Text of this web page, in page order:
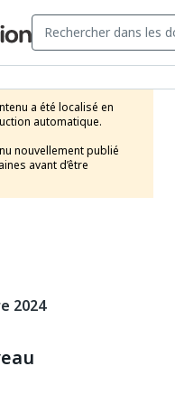
a été localisé en
automatique.
nouvellement publié
avant d’être
2024